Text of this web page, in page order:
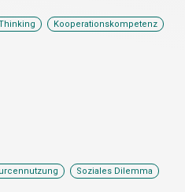
Kooperationskompetenz
Soziales Dilemma